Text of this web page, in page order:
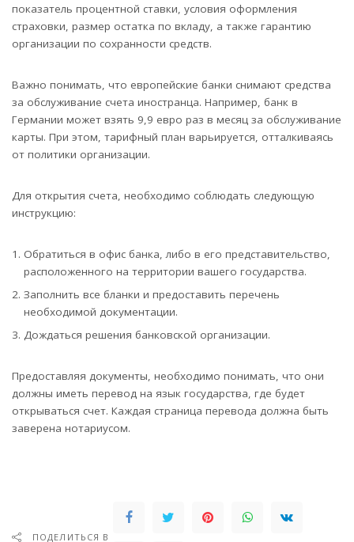
показатель процентной ставки, условия оформления
страховки, размер остатка по вкладу, а также гарантию
организации по сохранности средств.
Важно понимать, что европейские банки снимают средства
за обслуживание счета иностранца. Например, банк в
Германии может взять 9,9 евро раз в месяц за обслуживание
карты. При этом, тарифный план варьируется, отталкиваясь
от политики организации.
Для открытия счета, необходимо соблюдать следующую
инструкцию:
Обратиться в офис банка, либо в его представительство,
расположенного на территории вашего государства.
Заполнить все бланки и предоставить перечень
необходимой документации.
Дождаться решения банковской организации.
Предоставляя документы, необходимо понимать, что они
должны иметь перевод на язык государства, где будет
открываться счет. Каждая страница перевода должна быть
заверена нотариусом.
ПОДЕЛИТЬСЯ В